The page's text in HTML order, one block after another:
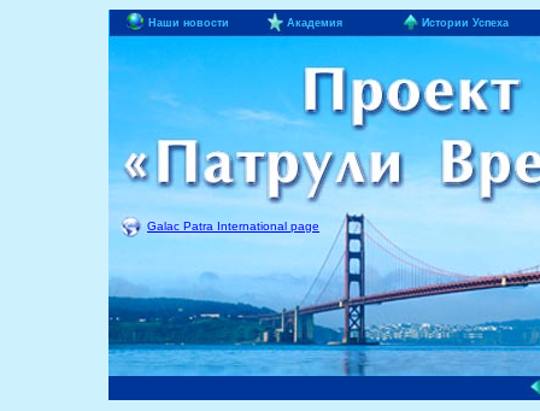
Наши новости Академия Истории Успеха
Galac Patra International page